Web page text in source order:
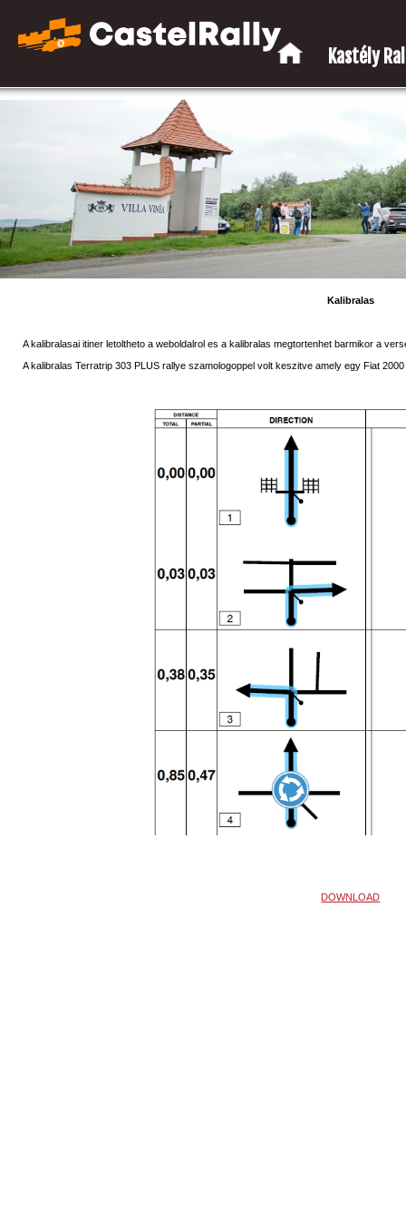
Kastély
Kalibralas
A kalibralasai itiner letoltheto a weboldalrol es a kalibralas megtortenhet barmikor a
A kalibralas Terratrip 303 PLUS rallye szamologoppel volt keszitve amely egy Fiat
DOWNLOAD